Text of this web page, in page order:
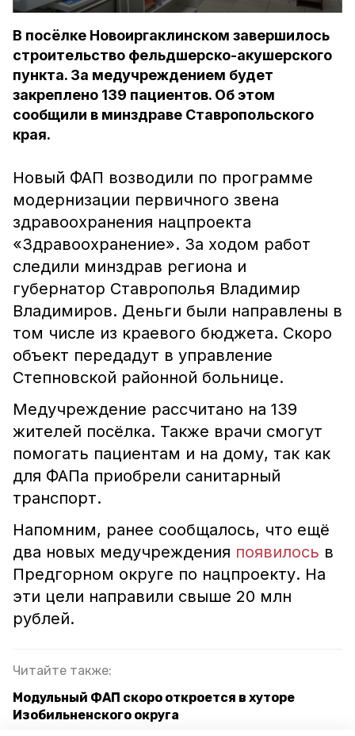
В посёлке Новоиргаклинском завершилось
строительство фельдшерско-акушерского
пункта. За медучреждением будет
закреплено 139 пациентов. Об этом
сообщили в минздраве Ставропольского
края.
Новый ФАП возводили по программе
модернизации первичного звена
здравоохранения нацпроекта
«Здравоохранение». За ходом работ
следили минздрав региона и
губернатор Ставрополья Владимир
Владимиров. Деньги были направлены в
том числе из краевого бюджета. Скоро
объект передадут в управление
Степновской районной больнице.
Медучреждение рассчитано на 139
жителей посёлка. Также врачи смогут
помогать пациентам и на дому, так как
для ФАПа приобрели санитарный
транспорт.
Напомним, ранее сообщалось, что ещё
два новых медучреждения появилось в
Предгорном округе по нацпроекту. На
эти цели направили свыше 20 млн
рублей.
Читайте также:
Модульный ФАП скоро откроется в хуторе
Изобильненского округа